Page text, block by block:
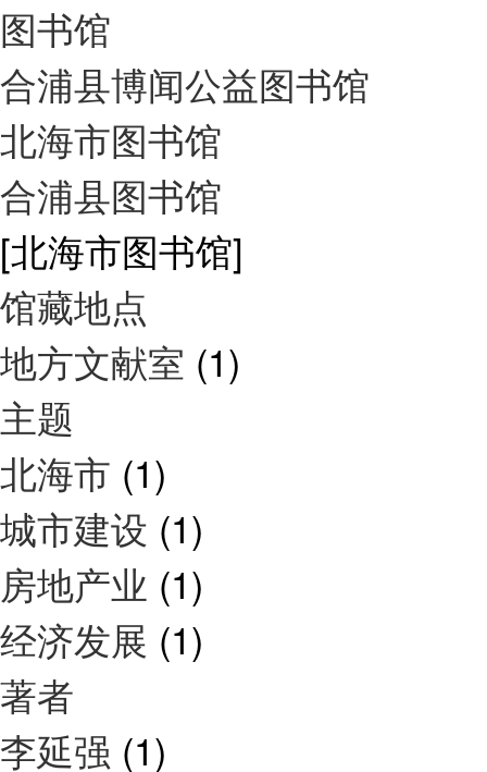
图书馆
合浦县博闻公益图书馆
北海市图书馆
合浦县图书馆
[北海市图书馆]
馆藏地点
地方文献室 (1)
主题
北海市 (1)
城市建设 (1)
房地产业 (1)
经济发展 (1)
著者
李延强 (1)